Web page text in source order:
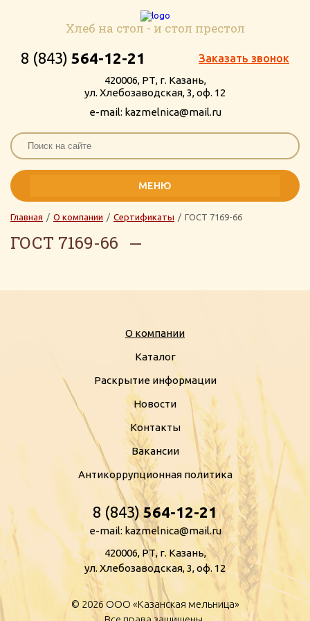
Хлеб на стол - и стол престол
8 (843) 564-12-21 Заказать звонок
420006, РТ, г. Казань,
ул. Хлебозаводская, 3, оф. 12
e-mail: kazmelnica@mail.ru
МЕНЮ
Главная / О компании / Сертификаты / ГОСТ 7169-66
ГОСТ 7169-66
© 2026 ООО «Казанская мельница»
О компании
Каталог
Раскрытие информации
Новости
Контакты
Вакансии
Антикоррупционная политика
8 (843)564-12-21
e-mail: kazmelnica@mail.ru
420006, РТ, г. Казань,
ул. Хлебозаводская, 3, оф. 12